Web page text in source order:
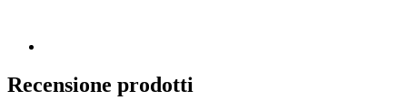
Recensione prodotti